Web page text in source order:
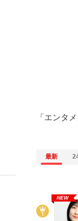
表“敗戦”の真実 選手
」『北の国から』倉
「エンタ
最新
NEW